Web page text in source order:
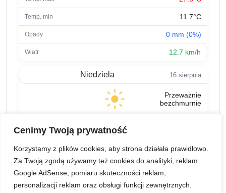
Cenimy Twoją prywatność
Korzystamy z plików cookies, aby strona działała prawidłowo.
Za Twoją zgodą używamy też cookies do analityki, reklam
Google AdSense, pomiaru skuteczności reklam,
personalizacji reklam oraz obsługi funkcji zewnętrznych.
11.7°C
0 mm (0%)
12.7 km/h
Niedziela 16 sierpnia
Przeważnie
bezchmurnie
0 mm (16%)